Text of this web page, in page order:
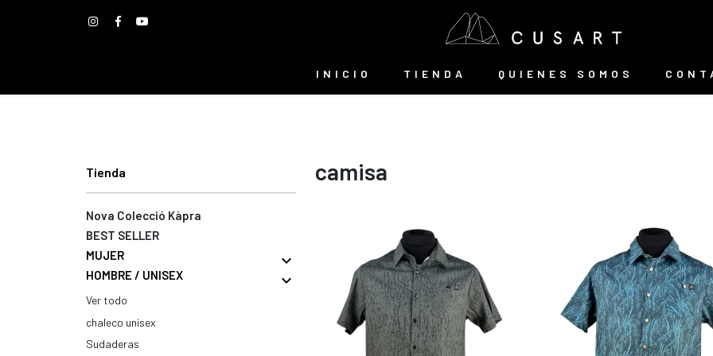
INICIO TIENDA QUIENES SOMOS
Tienda
Nova Colecció Kàpra
BEST SELLER
MUJER
expand_more
HOMBRE / UNISEX expand_more
Ver todo
chaleco unisex
Sudaderas
camisa